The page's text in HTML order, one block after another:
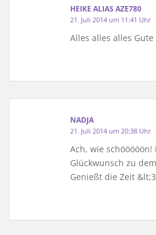
HEIKE ALIAS AZE780
21. Juli 2014 um 11:41 Uhr
Alles alles alles
NADJA
21. Juli 2014 um 20:38 Uhr
Ach, wie
Glückwunsch zu
Genießt die Zeit &lt;3